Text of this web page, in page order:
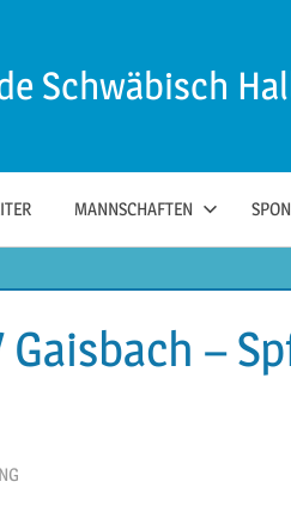
Schwäbisch
MANNSCHAFTEN
–